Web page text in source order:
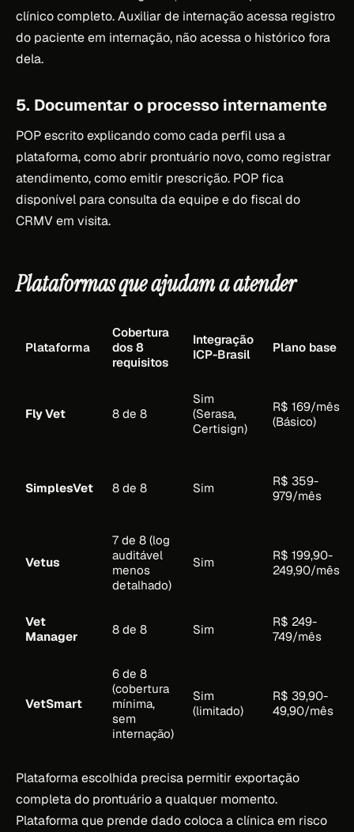
clínico completo. Auxiliar de internação acessa registro
do paciente em internação, não acessa o histórico fora
dela.
5. Documentar o processo internamente
POP escrito explicando como cada perfil usa a
plataforma, como abrir prontuário novo, como registrar
atendimento, como emitir prescrição. POP fica
disponível para consulta da equipe e do fiscal do
CRMV em visita.
Plataformas que ajudam a atender
Plataforma
Cobertura
dos 8
requisitos
Integração
ICP-Brasil
Plano base
Fly Vet 8 de 8
Sim
(Serasa,
Certisign)
R$ 169/mês
(Básico)
SimplesVet 8 de 8 Sim
R$ 359-
979/mês
Vetus
7 de 8 (log
auditável
menos
detalhado)
Sim
R$ 199,90-
249,90/mês
Vet
Manager
8 de 8 Sim
R$ 249-
749/mês
VetSmart
6 de 8
(cobertura
mínima,
sem
internação)
Sim
(limitado)
R$ 39,90-
49,90/mês
Plataforma escolhida precisa permitir exportação
completa do prontuário a qualquer momento.
Plataforma que prende dado coloca a clínica em risco